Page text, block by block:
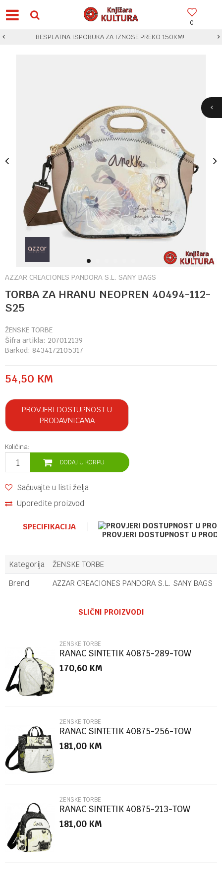
0
BESPLATNA ISPORUKA ZA IZNOSE PREKO 150KM!
1
AZZAR CREACIONES PANDORA S.L. SANY BAGS
TORBA ZA HRANU NEOPREN 40494-112-
S25
ŽENSKE TORBE
Šifra artikla: 207012139
Barkod: 8434172105317
54,50 KM
PROVJERI DOSTUPNOST U
PRODAVNICAMA
Količina:
DODAJ U KORPU
Sačuvajte u listi želja
Uporedite proizvod
SPECIFIKACIJA
PROVJERI DOSTUPNOST U
Kategorija
ŽENSKE TORBE
Brend
AZZAR CREACIONES PANDORA S.L. SANY BAGS
Poruka
POŠALJI
SLIČNI PROIZVODI
ŽENSKE TORBE
RANAC SINTETIK 40875-289-TOW
170,60 KM
ŽENSKE TORBE
RANAC SINTETIK 40875-256-TOW
181,00 KM
ŽENSKE TORBE
RANAC SINTETIK 40875-213-TOW
181,00 KM